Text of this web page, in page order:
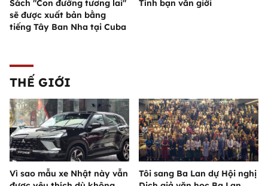
Sách "Con đường tương lai"
sẽ được xuất bản bằng
tiếng Tây Ban Nha tại Cuba
Tình bạn văn giới
THẾ GIỚI
Vì sao mẫu xe Nhật này vẫn
Tôi sang Ba Lan dự Hội nghị